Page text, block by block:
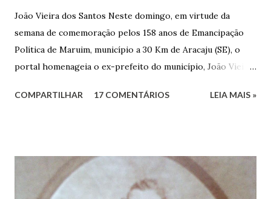
João Vieira dos Santos Neste domingo, em virtude da
semana de comemoração pelos 158 anos de Emancipação
Política de Maruim, município a 30 Km de Aracaju (SE), o
portal homenageia o ex-prefeito do município, João Vieira
Vieira dos Santos e Arlinda Barroso dos Santos, nasceu em
infância pobre, João Vieira não pôde se dedicar aos
estudos, e então passou a colocar o trabalho em primeiro
COMPARTILHAR 17 COMENTÁRIOS LEIA MAIS »